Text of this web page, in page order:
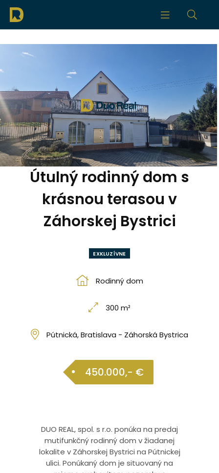
Útulný rodinný dom s
krásnou terasou v
Záhorskej Bystrici
EXKLUZÍVNE
Rodinný dom
300 m²
Pútnická, Bratislava - Záhorská Bystrica
450.000,- €
DUO REAL, spol. s r.o. ponúka na predaj
mutifunkčný rodinný dom v žiadanej
lokalite v Záhorskej Bystrici na Pútnickej
ulici. Ponúkaný dom je situovaný na